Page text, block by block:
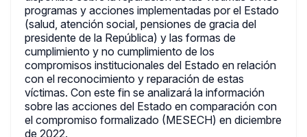
programas y acciones implementadas por el Estado
(salud, atención social, pensiones de gracia del
presidente de la República) y las formas de
cumplimiento y no cumplimiento de los
compromisos institucionales del Estado en relación
con el reconocimiento y reparación de estas
víctimas. Con este fin se analizará la información
sobre las acciones del Estado en comparación con
el compromiso formalizado (MESECH) en diciembre
de 2022.